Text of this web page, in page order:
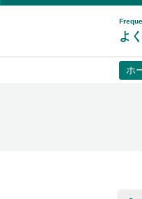
よ
ホ